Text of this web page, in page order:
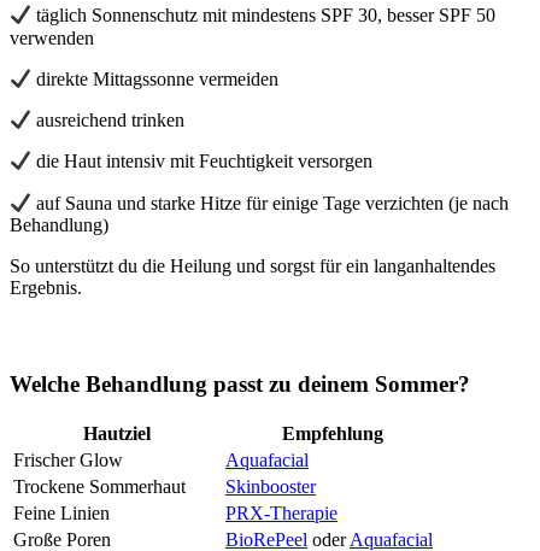
täglich Sonnenschutz mit mindestens SPF 30, besser SPF 50
verwenden
direkte Mittagssonne vermeiden
ausreichend trinken
die Haut intensiv mit Feuchtigkeit versorgen
auf Sauna und starke Hitze für einige Tage verzichten (je nach
Behandlung)
So unterstützt du die Heilung und sorgst für ein langanhaltendes
Ergebnis.
Welche Behandlung passt zu deinem Sommer?
Hautziel
Empfehlung
Frischer Glow
Aquafacial
Trockene Sommerhaut
Skinbooster
Feine Linien
PRX-Therapie
Große Poren
BioRePeel oderAquafacial